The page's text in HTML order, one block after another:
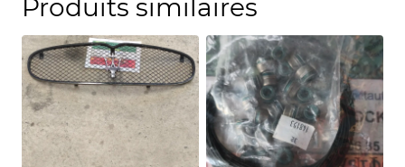
Produits similaires